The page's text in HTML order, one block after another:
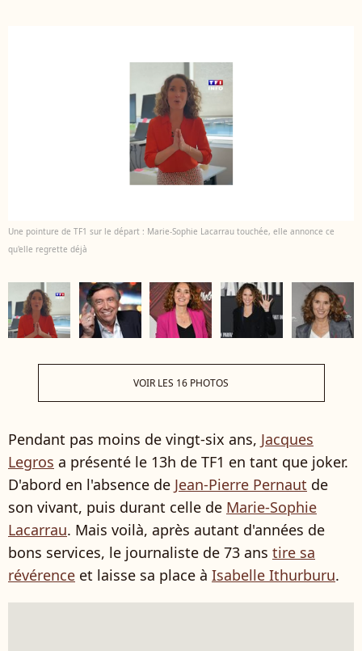
Une pointure de TF1 sur le départ : Marie-Sophie Lacarrau touchée, elle annonce ce
qu'elle regrette déjà
VOIR LES 16 PHOTOS
Pendant pas moins de vingt-six ans, Jacques
Legros a présenté le 13h de TF1 en tant que joker.
D'abord en l'absence de Jean-Pierre Pernaut de
son vivant, puis durant celle de Marie-Sophie
Lacarrau. Mais voilà, après autant d'années de
bons services, le journaliste de 73 ans tire sa
révérence et laisse sa place à Isabelle Ithurburu.